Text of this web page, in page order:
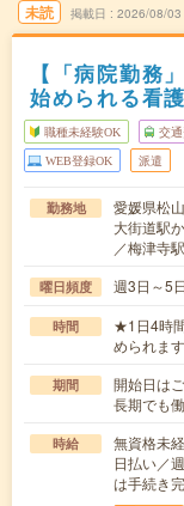
未読 掲載日 2026/08/03
【「病院勤務
始められる看
職種未経験OK 交
WEB登録OK 派遣
勤務地
愛媛県松
大街道駅
／梅津寺
曜日頻度 週3日～5
時間
★1日4時
められま
期間
開始日は
長期でも
時給
無資格未
日払い／
は手続き